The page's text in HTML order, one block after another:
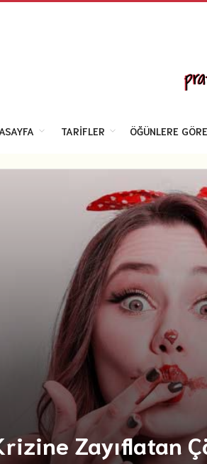
TARIFLER ÖĞÜNLERE
Zayıflatan